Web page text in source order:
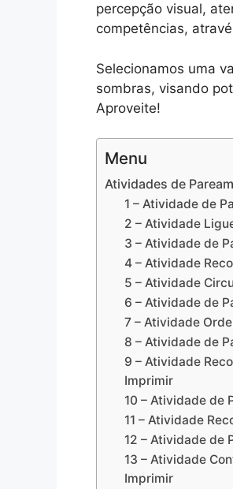
percepção visual,
competências,
Selecionamos uma
sombras, visando
Aproveite!
Menu
Atividades de
1 – Atividade de
2 – Atividade
3 – Atividade de
4 – Atividade
5 – Atividade
6 – Atividade de
7 – Atividade
8 – Atividade de
9 – Atividade
Imprimir
10 – Atividade de
11 – Atividade
12 – Atividade de
13 – Atividade
Imprimir